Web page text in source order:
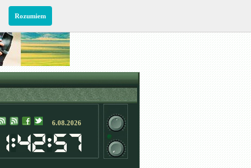
6.08.2026
Rozumiem